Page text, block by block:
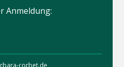
Anmeldung: